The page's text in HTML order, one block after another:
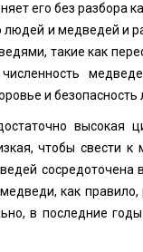
его без разбора
и медведей и
такие как
и безопасность
высокая
чтобы
сосредоточена
как
в последние